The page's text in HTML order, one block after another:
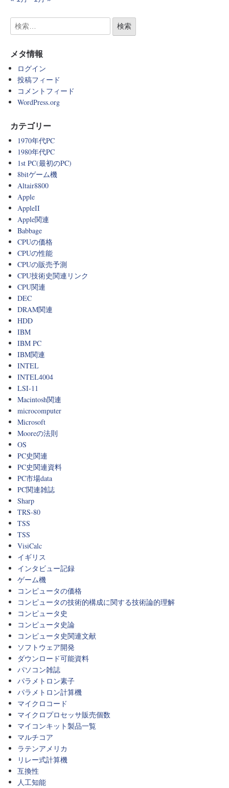
メタ情報
ログイン
投稿フィード
コメントフィード
WordPress.org
カテゴリー
1970年代PC
1980年代PC
1st PC(最初のPC)
8bitゲーム機
Altair8800
Apple
AppleII
Apple関連
Babbage
CPUの価格
CPUの性能
CPUの販売予測
CPU技術史関連リンク
CPU関連
DEC
DRAM関連
HDD
IBM
IBM PC
IBM関連
INTEL
INTEL4004
LSI-11
Macintosh関連
microcomputer
Microsoft
Mooreの法則
OS
PC史関連
PC史関連資料
PC市場data
PC関連雑誌
Sharp
TRS-80
TSS
TSS
VisiCalc
イギリス
インタビュー記録
ゲーム機
コンピュータの価格
コンピュータの技術的構成に関する技術論的理解
コンピュータ史
コンピュータ史論
コンピュータ史関連文献
ソフトウェア開発
ダウンロード可能資料
パソコン雑誌
パラメトロン素子
パラメトロン計算機
マイクロコード
マイクロプロセッサ販売個数
マイコンキット製品一覧
マルチコア
ラテンアメリカ
リレー式計算機
互換性
人工知能